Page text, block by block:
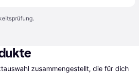
zusammengestellt, die für dich